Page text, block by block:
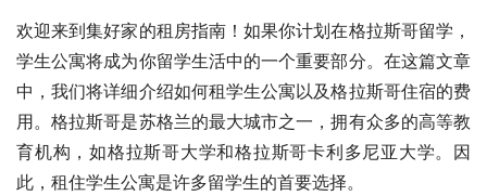
欢迎来到集好家的租房指南！如果你计划在格拉斯哥留学，
学生公寓将成为你留学生活中的一个重要部分。在这篇文章
中，我们将详细介绍如何租学生公寓以及格拉斯哥住宿的费
用。格拉斯哥是苏格兰的最大城市之一，拥有众多的高等教
育机构，如格拉斯哥大学和格拉斯哥卡利多尼亚大学。因
此，租住学生公寓是许多留学生的首要选择。